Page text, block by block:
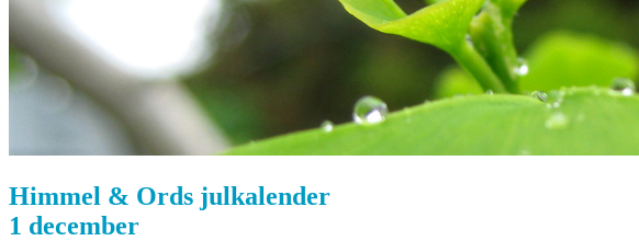
Himmel & Ords julkalender
1 december